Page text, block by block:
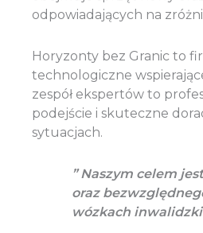
odpowiadających na
Horyzonty bez Granic to
technologiczne
zespół ekspertów to
podejście i skuteczne
sytuacjach.
” Naszym celem
oraz
wózkach